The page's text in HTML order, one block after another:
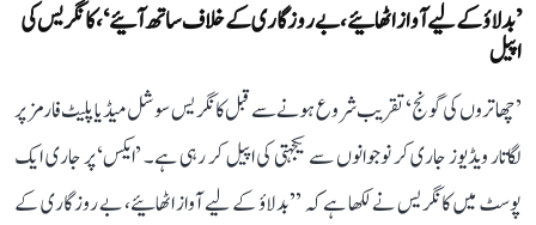
’بدلاؤ کے لیے آواز اٹھائیے، بے روزگاری کے خلاف ساتھ آئیے‘، کانگریس کی
اپیل
’چھاتروں کی گونج‘ تقریب شروع ہونے سے قبل کانگریس سوشل میڈیا پلیٹ فارمز پر
لگاتار ویڈیوز جاری کر نوجوانوں سے یکجہتی کی اپیل کر رہی ہے۔ ’ایکس‘ پر جاری ایک
پوسٹ میں کانگریس نے لکھا ہے کہ ’’بدلاؤ کے لیے آواز اٹھائیے، بے روزگاری کے